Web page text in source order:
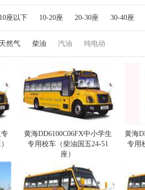
10座以下 10-20座 20-30座 30-40座
天然气 柴油 汽油 纯电动
专
黄海DD6100C06FX中小学生
专用校车（柴油国五24-51
座）
黄海
专用